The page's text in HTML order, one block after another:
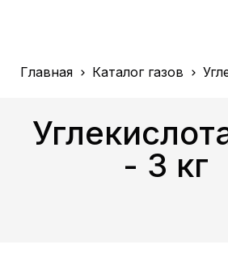
Главная Каталог газов
- 3 кг